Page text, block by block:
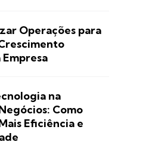
Operações para
na
Como
Eficiência e